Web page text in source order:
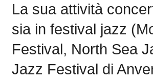
La sua attività
sia in festival jazz
Festival, North Sea
Jazz Festival di